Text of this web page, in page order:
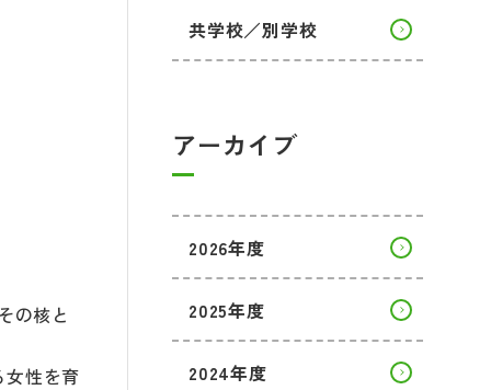
の核と
性を育
共学校／別学校
アーカイブ
2026年度
2025年度
2024年度